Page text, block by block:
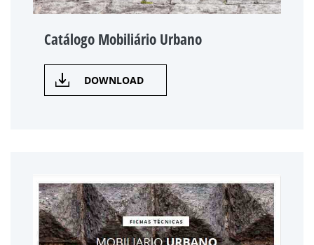
Catálogo Mobiliário Urbano
DOWNLOAD